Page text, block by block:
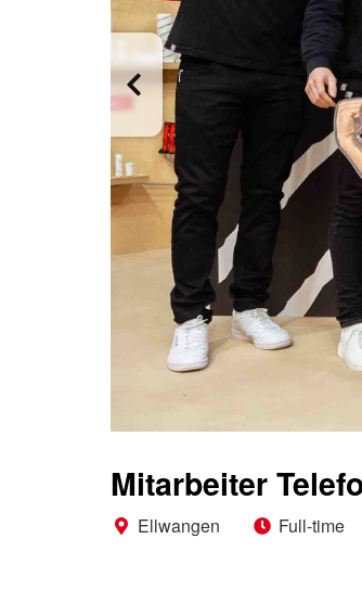
Mitarbeiter
Ellwangen Full-time